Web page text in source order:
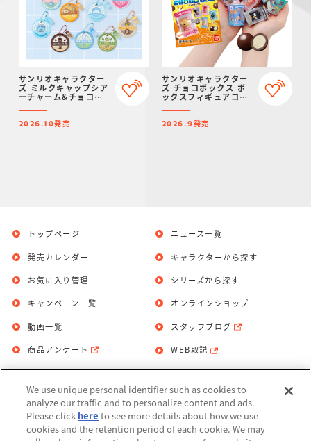
サンリオキャラクター
ズ ミルクキャップシア
ーチャーム&チョコボ
2026.10発売
サンリオキャラクター
ズ チョコボックス ボ
ックスフィギュアコレ
2026.9発売
トップページ
発売カレンダー
お気に入り管理
ニュース一覧
キャラクターから探す
シリーズから探す
キャンペーン一覧
動画一覧
商品アンケート
オンラインショップ
スタッフブログ
WEB取説
お問い合わせ 個人情報保護方針
利用規約
We use unique personal identifier such as cookies to
analyze our traffic and to personalize content and ads.
Please click here to see more details about how we use
cookies and the retention period of each cookie. We may